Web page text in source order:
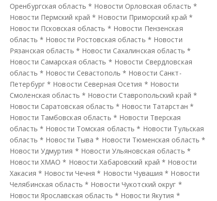
Оренбургская область * Новости Орловская область *
Новости Пермский край * Новости Приморский край *
Новости Псковская область * Новости Пензенская
область * Новости Ростовская область * Новости
Рязанская область * Новости Сахалинская область *
Новости Самарская область * Новости Свердловская
область * Новости Севастополь * Новости Санкт-
Петербург* Новости Северная Осетия * Новости
Смоленская область * Новости Ставропольский край *
Новости Саратовская область * Новости Татарстан *
Новости Тамбовская область * Новости Тверская
область * Новости Томская область * Новости Тульская
область * Новости Тыва * Новости Тюменская область *
Новости Удмуртия * Новости Ульяновская область *
Новости ХМАО * Новости Хабаровский край * Новости
Хакасия * Новости Чечня * Новости Чувашия * Новости
Челябинская область * Новости Чукотский округ *
Новости Ярославская область * Новости Якутия *